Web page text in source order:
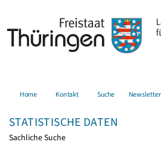
Home Kontakt Suche Newsletter
STATISTISCHE DATEN
Sachliche Suche